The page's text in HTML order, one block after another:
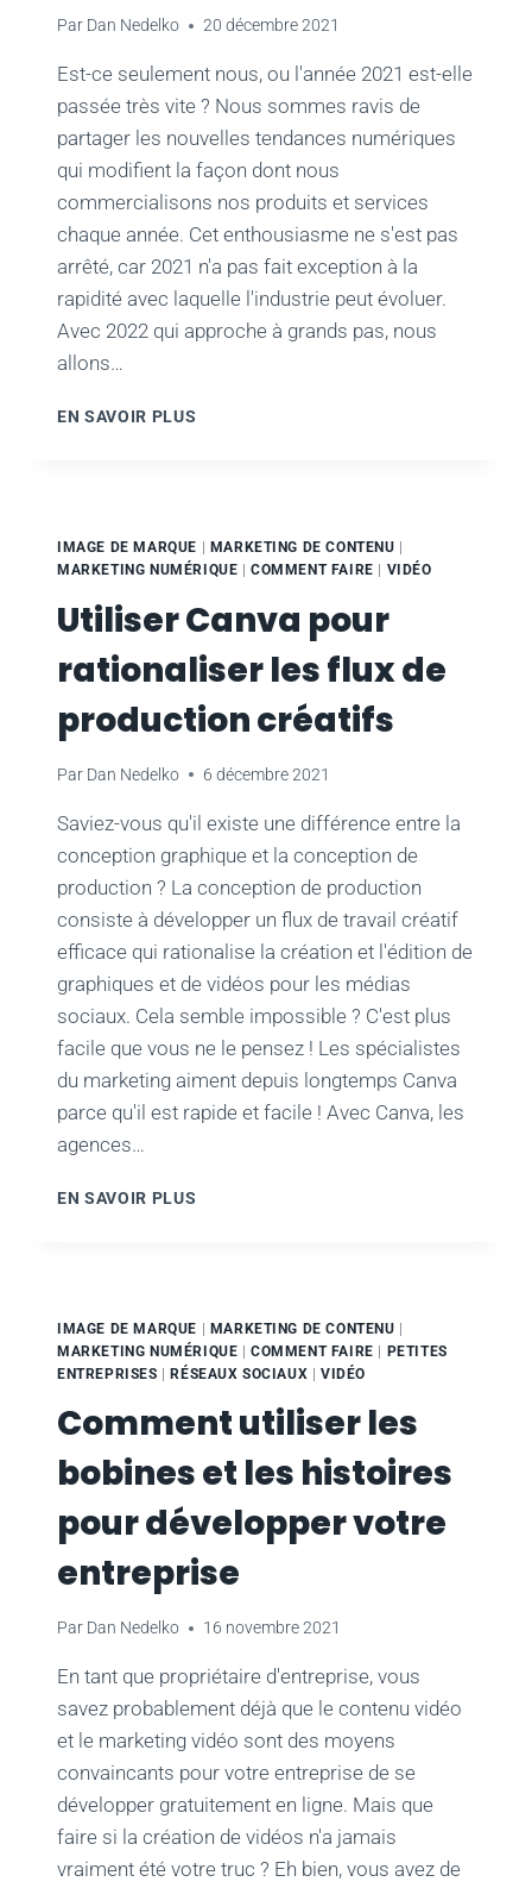
Par Dan Nedelko 20 décembre 2021
Est-ce seulement nous, ou l'année 2021 est-elle
passée très vite ? Nous sommes ravis de
partager les nouvelles tendances numériques
qui modifient la façon dont nous
commercialisons nos produits et services
chaque année. Cet enthousiasme ne s'est pas
arrêté, car 2021 n'a pas fait exception à la
rapidité avec laquelle l'industrie peut évoluer.
Avec 2022 qui approche à grands pas, nous
allons…
EN SAVOIR PLUS
REVUE
CE
QUI
NOUS
ATTEND
POUR
2022
IMAGE DE MARQUE MARKETING DE CONTENU
MARKETING NUMÉRIQUE |COMMENT FAIRE VIDÉO
Utiliser Canva pour
rationaliser les flux de
production créatifs
Par Dan Nedelko 6 décembre 2021
Saviez-vous qu'il existe une différence entre la
conception graphique et la conception de
production ? La conception de production
consiste à développer un flux de travail créatif
efficace qui rationalise la création et l'édition de
graphiques et de vidéos pour les médias
sociaux. Cela semble impossible ? C'est plus
facile que vous ne le pensez ! Les spécialistes
du marketing aiment depuis longtemps Canva
parce qu'il est rapide et facile ! Avec Canva, les
agences…
EN SAVOIR PLUS
DE
PRODUCTION
IMAGE DE MARQUE | MARKETING DE CONTENU |
MARKETING NUMÉRIQUE |COMMENT FAIRE | PETITES
ENTREPRISES |RÉSEAUX SOCIAUX |VIDÉO
Comment utiliser les
bobines et les histoires
pour développer votre
entreprise
Par Dan Nedelko 16 novembre 2021
En tant que propriétaire d'entreprise, vous
savez probablement déjà que le contenu vidéo
et le marketing vidéo sont des moyens
convaincants pour votre entreprise de se
développer gratuitement en ligne. Mais que
faire si la création de vidéos n'a jamais
vraiment été votre truc ? Eh bien, vous avez de